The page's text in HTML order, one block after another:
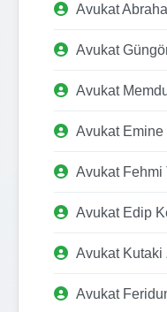
Avukat
Avukat
Avukat
Avukat Emine
Avukat Fehmi
Avukat Edip
Avukat Kutaki
Avukat